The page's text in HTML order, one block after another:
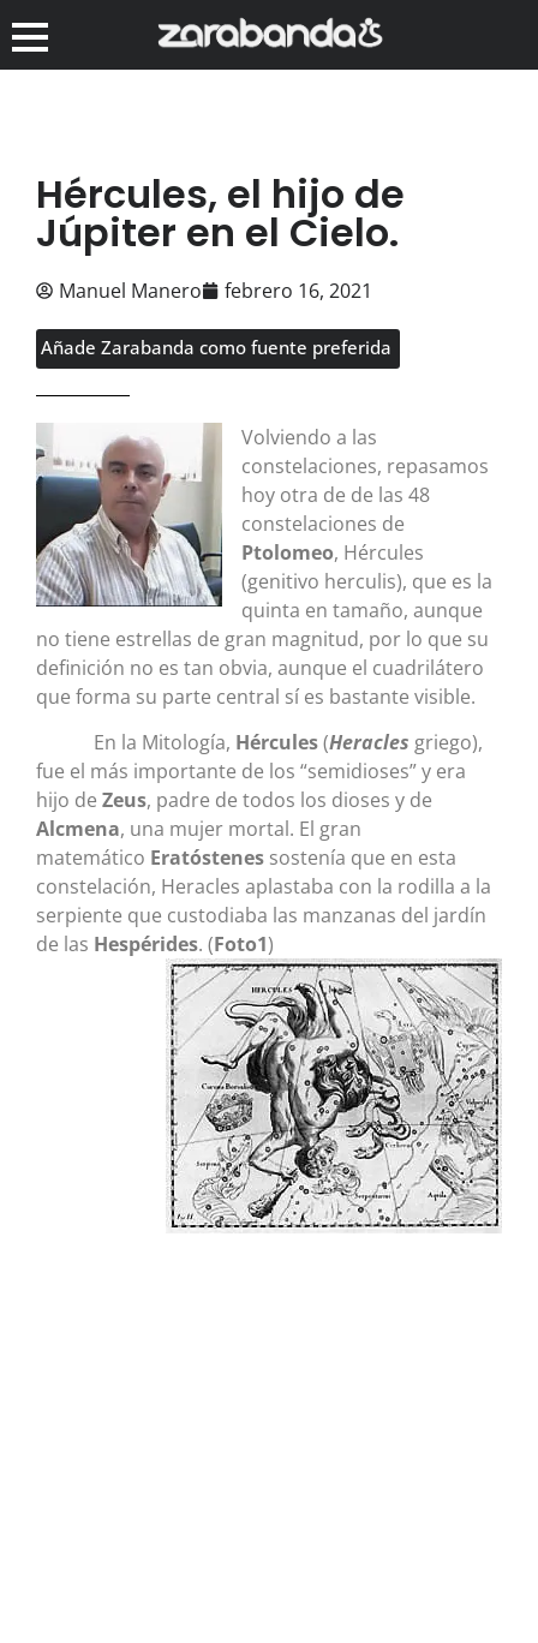
Hércules, el hijo de
Júpiter en el Cielo.
Manuel Manero febrero 16, 2021
Añade Zarabanda como fuente preferida
Volviendo a las
constelaciones, repasamos
hoy otra de de las 48
constelaciones de
Ptolomeo, Hércules
(genitivo herculis), que es la
quinta en tamaño, aunque
no tiene estrellas de gran magnitud, por lo que su
definición no es tan obvia, aunque el cuadrilátero
que forma su parte central sí es bastante visible.
En la Mitología, Hércules(Heracles griego),
fue el más importante de los “semidioses” y era
hijo de Zeus, padre de todos los dioses y de
Alcmena, una mujer mortal. El gran
matemático Eratóstenes sostenía que en esta
constelación, Heracles aplastaba con la rodilla a la
serpiente que custodiaba las manzanas del jardín
de las Hespérides. (Foto1)